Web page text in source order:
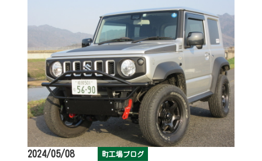
2024/05/08 町工場ブログ